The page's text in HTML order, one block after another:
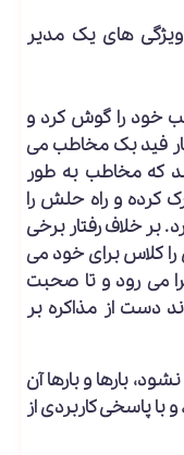
های یک مدیر
خود را گوش کرد و
فید بک مخاطب می
که مخاطب به طور
کرده و راه حلش را
خلاف رفتار برخی
کلاس برای خود می
می رود و تا صحبت
دست از مذاکره بر
بارها و بارها آن
با پاسخی کاربردی از